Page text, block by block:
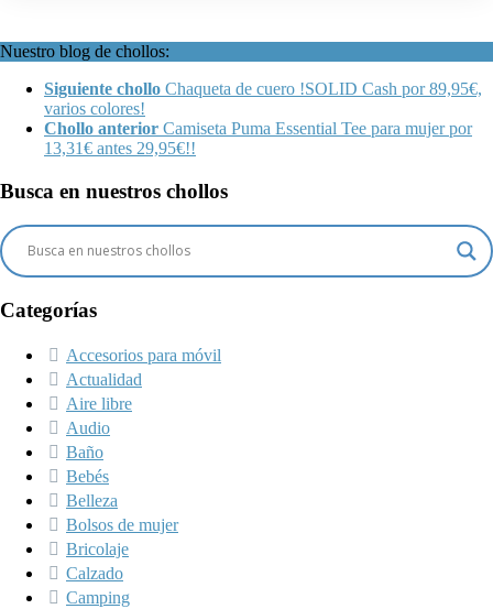
Nuestro blog de chollos:
Siguiente chollo Chaqueta de cuero !SOLID Cash por 89,95€,
varios colores!
Chollo anterior Camiseta Puma Essential Tee para mujer por
13,31€ antes 29,95€!!
Busca en nuestros chollos
Categorías
Accesorios para móvil
Actualidad
Aire libre
Audio
Baño
Bebés
Belleza
Bolsos de mujer
Bricolaje
Calzado
Camping